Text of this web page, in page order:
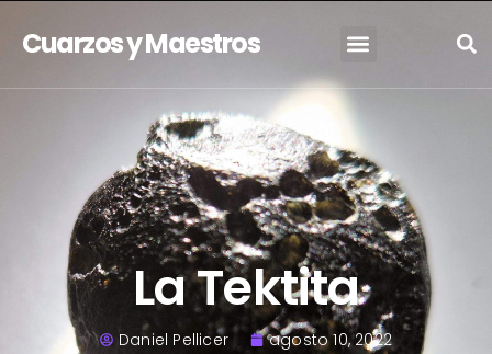
Cuarzos y Maestros
La Tektita
Daniel Pellicer
agosto 10, 2022